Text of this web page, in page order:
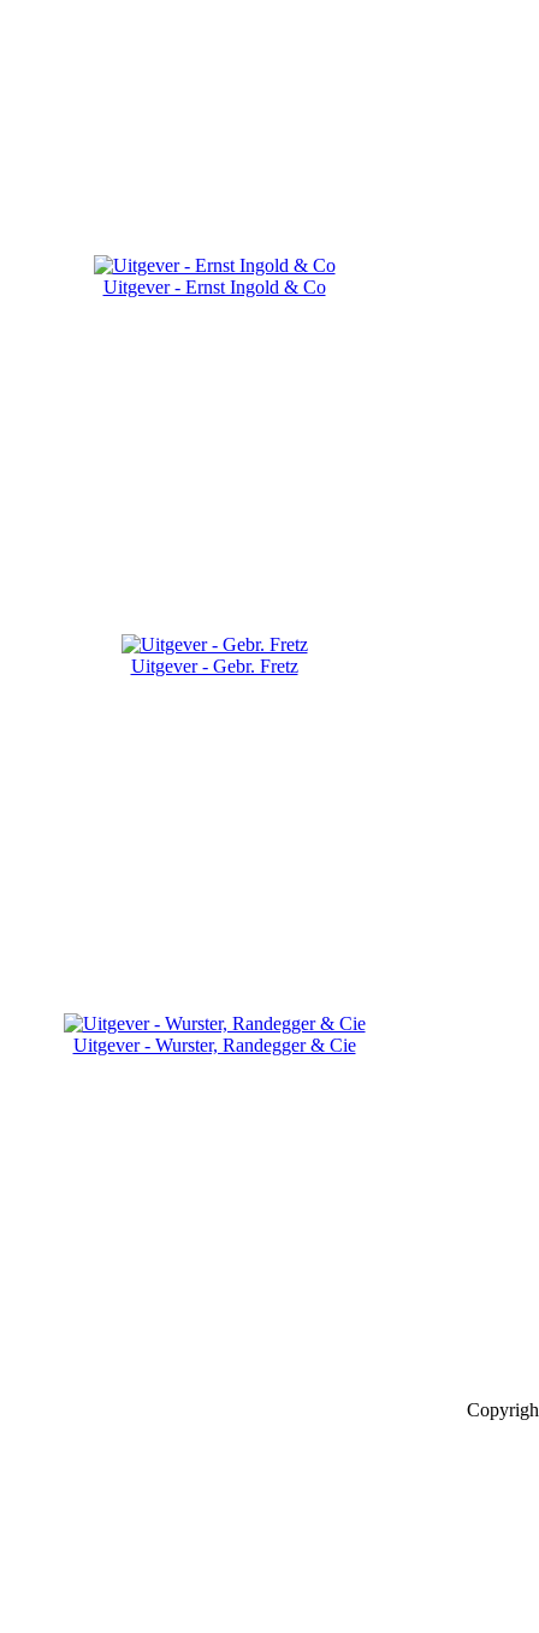
Uitgever - Ernst Ingold & Co
Uitgever - Gebr. Fretz
Uitgever - Wurster, Randegger & Cie